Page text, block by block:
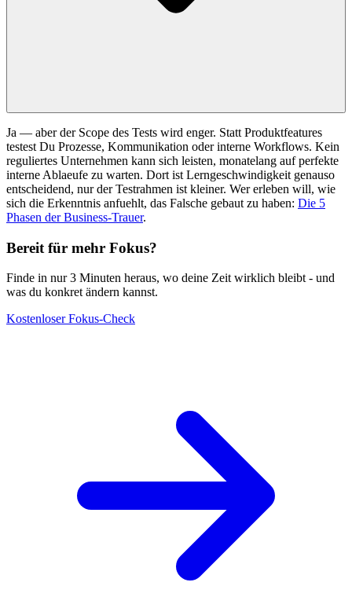
Ja — aber der Scope des Tests wird enger. Statt Produktfeatures
testest Du Prozesse, Kommunikation oder interne Workflows. Kein
reguliertes Unternehmen kann sich leisten, monatelang auf perfekte
interne Ablaeufe zu warten. Dort ist Lerngeschwindigkeit genauso
entscheidend, nur der Testrahmen ist kleiner. Wer erleben will, wie
sich die Erkenntnis anfuehlt, das Falsche gebaut zu haben: Die 5
Phasen der Business-Trauer.
Bereit für mehr Fokus?
Finde in nur 3 Minuten heraus, wo deine Zeit wirklich bleibt - und
was du konkret ändern kannst.
Kostenloser Fokus-Check